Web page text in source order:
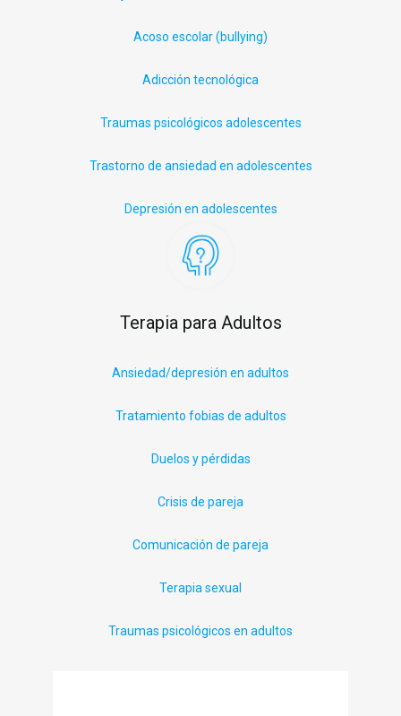
Acoso escolar (bullying)
Adicción tecnológica
Traumas psicológicos adolescentes
Trastorno de ansiedad en adolescentes
Depresión en adolescentes
Terapia para Adultos
Ansiedad/depresión en adultos
Tratamiento fobias de adultos
Duelos y pérdidas
Crisis de pareja
Comunicación de pareja
Terapia sexual
Traumas psicológicos en adultos